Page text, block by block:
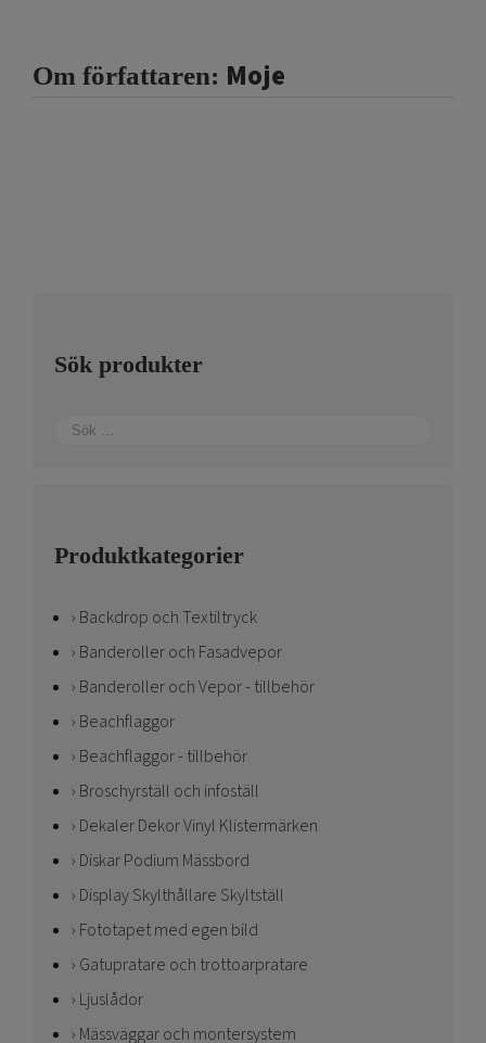
Om författaren: Moje
Sök produkter
Produktkategorier
Backdrop och Textiltryck
Banderoller och Fasadvepor
Banderoller och Vepor - tillbehör
Beachflaggor
Beachflaggor - tillbehör
Broschyrställ och infoställ
Dekaler Dekor Vinyl Klistermärken
Diskar Podium Mässbord
Display Skylthållare Skyltställ
Fototapet med egen bild
Gatupratare och trottoarpratare
Ljuslådor
Mässväggar och montersystem